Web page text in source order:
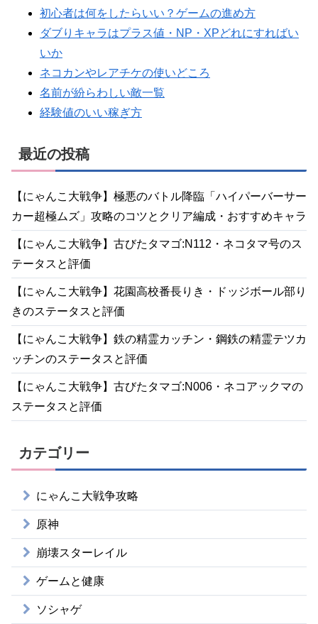
初心者は何をしたらいい？ゲームの進め方
ダブりキャラはプラス値・NP・XPどれにすればい
いか
ネコカンやレアチケの使いどころ
名前が紛らわしい敵一覧
経験値のいい稼ぎ方
最近の投稿
【にゃんこ大戦争】極悪のバトル降臨「ハイパーバーサー
カー超極ムズ」攻略のコツとクリア編成・おすすめキャラ
【にゃんこ大戦争】古びたタマゴ:N112・ネコタマ号のス
テータスと評価
【にゃんこ大戦争】花園高校番長りき・ドッジボール部り
きのステータスと評価
【にゃんこ大戦争】鉄の精霊カッチン・鋼鉄の精霊テツカ
ッチンのステータスと評価
【にゃんこ大戦争】古びたタマゴ:N006・ネコアックマの
ステータスと評価
カテゴリー
にゃんこ大戦争攻略
原神
崩壊スターレイル
ゲームと健康
ソシャゲ